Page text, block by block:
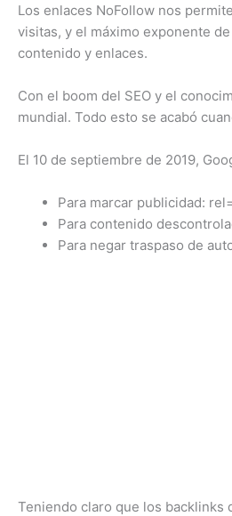
Los enlaces NoFollow nos
visitas, y el máximo exponente
contenido y enlaces.
Con el boom del SEO y el
mundial. Todo esto se acabó
El 10 de septiembre de 2019,
Para marcar publicidad:
Para contenido
Para negar traspaso de
Teniendo claro que los backlinks